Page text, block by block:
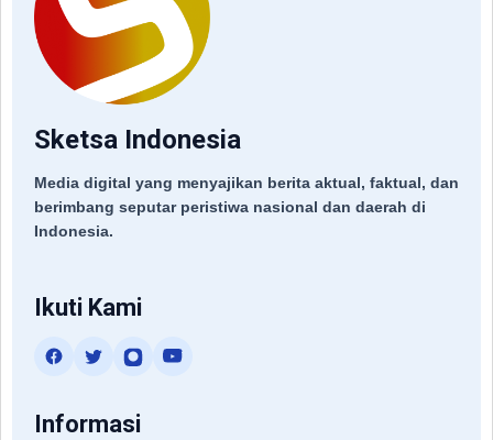
Sketsa Indonesia
Media digital yang menyajikan berita aktual, faktual, dan
berimbang seputar peristiwa nasional dan daerah di
Indonesia.
Ikuti Kami
Informasi